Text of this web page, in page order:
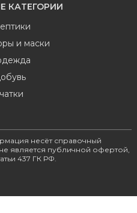
КАТЕГОРИИ
и маски
несёт справочный
является публичной офертой,
437 ГК РФ.